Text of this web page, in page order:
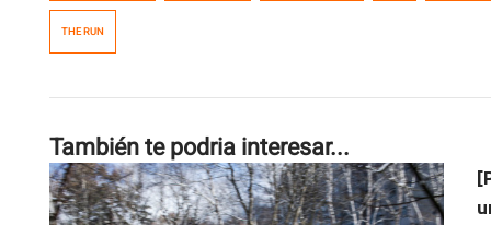
THE RUN
También te podria interesar...